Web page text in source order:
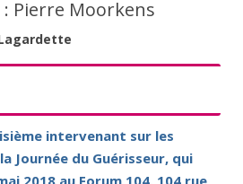
Pierre Moorkens
intervenant sur les
Journée du Guérisseur, qui
2018 au Forum 104, 104 rue